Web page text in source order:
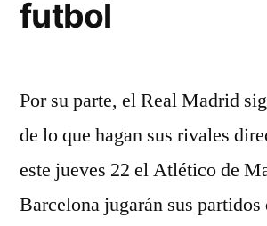
futbol
Por su parte, el Real Madrid
de lo que hagan sus rivales
este jueves 22 el Atlético de
Barcelona jugarán sus partidos